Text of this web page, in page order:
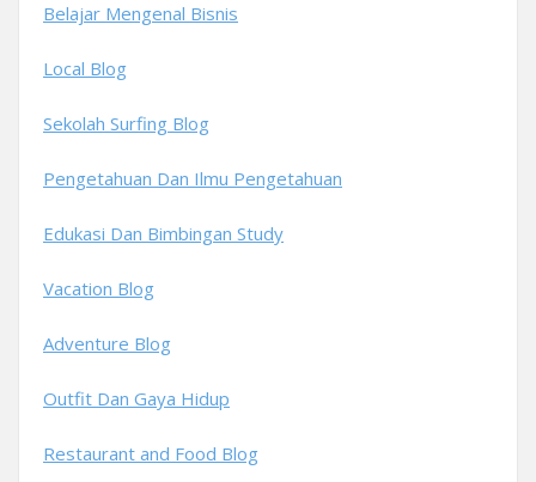
Belajar Mengenal Bisnis
Local Blog
Sekolah Surfing Blog
Pengetahuan Dan Ilmu Pengetahuan
Edukasi Dan Bimbingan Study
Vacation Blog
Adventure Blog
Outfit Dan Gaya Hidup
Restaurant and Food Blog